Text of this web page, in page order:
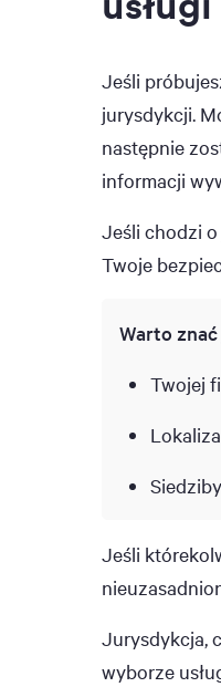
Jeśli
jurysdykcji.
następnie
informacji
Jeśli chodzi
Twoje
Warto
Twojej
Jeśli
Jurysdykcja,
wyborze